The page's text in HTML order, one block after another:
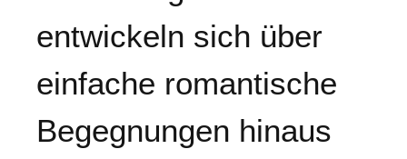
entwickeln sich über
einfache romantische
Begegnungen hinaus